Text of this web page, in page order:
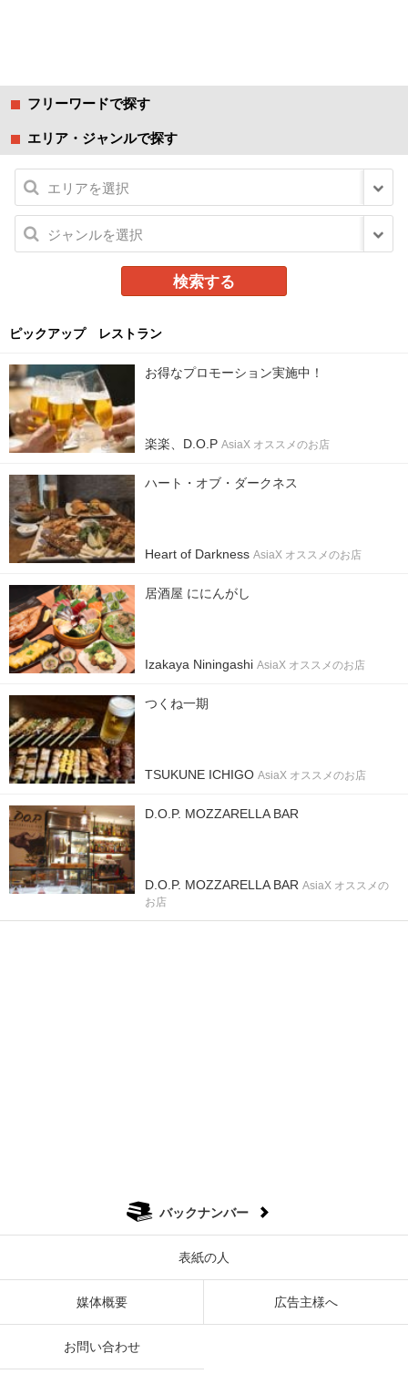
フリーワードで探す
エリア・ジャンルで探す
ピックアップ レストラン
お得なプロモーション実施中！
楽楽、D.O.P AsiaX オススメのお店
ハート・オブ・ダークネス
Heart of Darkness AsiaX オススメのお店
居酒屋 ににんがし
Izakaya Niningashi AsiaX オススメのお店
つくね一期
TSUKUNE ICHIGO AsiaX オススメのお店
D.O.P. MOZZARELLA BAR
D.O.P. MOZZARELLA BAR AsiaX オススメの
お店
バックナンバー
表紙の人
媒体概要 広告主様へ
お問い合わせ